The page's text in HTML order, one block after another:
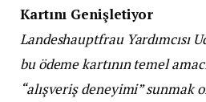
Kartını Genişletiyor
Landeshauptfrau Yardımcısı
bu ödeme kartının temel
“alışveriş deneyimi” sunmak